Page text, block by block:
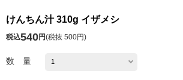
けんちん汁 310g イザメシ
税込540円(税抜 500円)
数 量